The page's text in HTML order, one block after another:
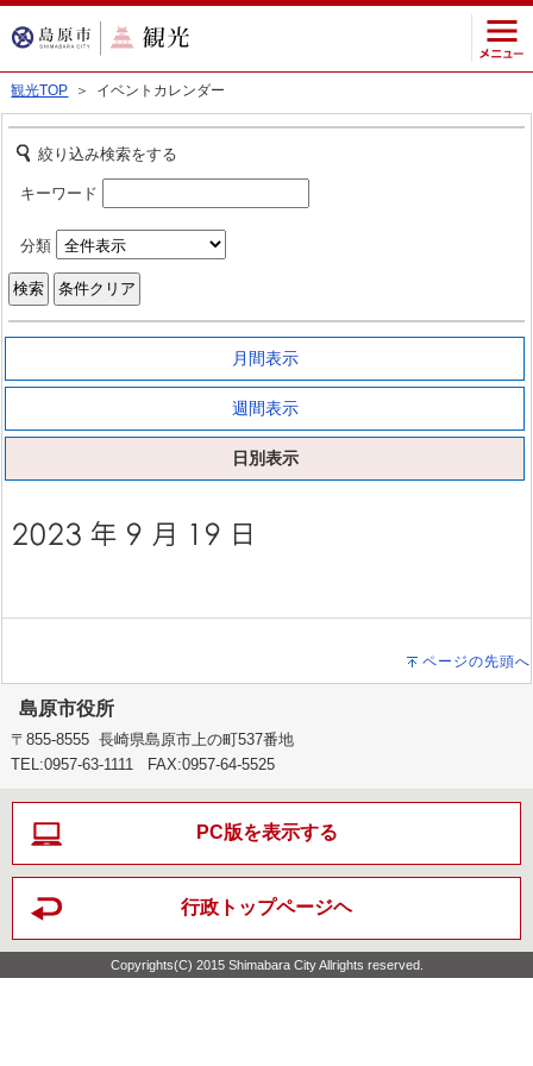
観光TOP ＞ イベントカレンダー
絞り込み検索をする
キーワード
分類
月間表示
週間表示
日別表示
ページの先頭へ
島原市役所
〒855-8555 長崎県島原市上の町537番地
TEL:0957-63-1111 FAX:0957-64-5525
PC版を表示する
行政トップページヘ
Copyrights(C) 2015 Shimabara City Allrights reserved.